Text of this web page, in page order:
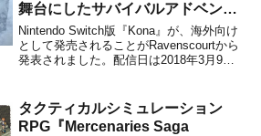
舞台にしたサバイバルアドベンチ
ャー
Nintendo Switch版『Kona』が、海外向け
として発売されることがRavenscourtから
発表されました。配信日は2018年3月9日
1970年のカナダ北部にある雪山を舞台と
したサバイバルアドベン...
タクティカルシミュレーション
RPG『Mercenaries Saga